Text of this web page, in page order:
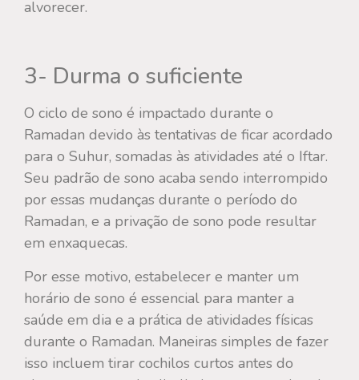
alvorecer.
3- Durma o suficiente
O ciclo de sono é impactado durante o
Ramadan devido às tentativas de ficar acordado
para o Suhur, somadas às atividades até o Iftar.
Seu padrão de sono acaba sendo interrompido
por essas mudanças durante o período do
Ramadan, e a privação de sono pode resultar
em enxaquecas.
Por esse motivo, estabelecer e manter um
horário de sono é essencial para manter a
saúde em dia e a prática de atividades físicas
durante o Ramadan. Maneiras simples de fazer
isso incluem tirar cochilos curtos antes do